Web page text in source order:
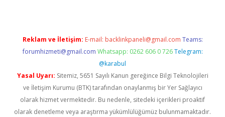
Reklam ve İletişim: E-mail: backlinkpaneli@gmail.com Teams:
forumhizmeti@gmail.com Whatsapp: 0262 606 0 726 Telegram:
@karabul
Yasal Uyarı: Sitemiz, 5651 Sayılı Kanun gereğince Bilgi Teknolojileri
ve İletişim Kurumu (BTK) tarafından onaylanmış bir Yer Sağlayıcı
olarak hizmet vermektedir. Bu nedenle, sitedeki içerikleri proaktif
olarak denetleme veya araştırma yükümlülüğümüz bulunmamaktadır.